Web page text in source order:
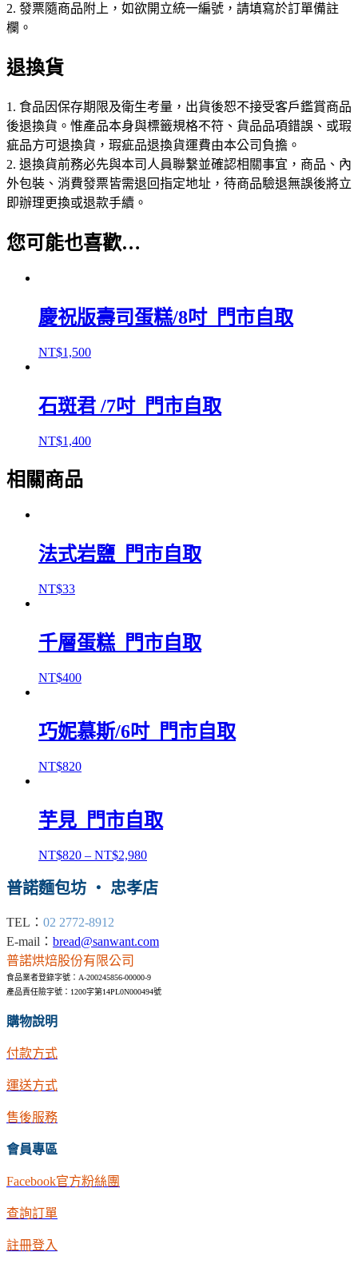
2. 發票隨商品附上，如欲開立統一編號，請填寫於訂單備註
欄。
退換貨
1. 食品因保存期限及衛生考量，出貨後恕不接受客戶鑑賞商品
後退換貨。惟產品本身與標籤規格不符、貨品品項錯誤、或瑕
疵品方可退換貨，瑕疵品退換貨運費由本公司負擔。
2. 退換貨前務必先與本司人員聯繫並確認相關事宜，商品、內
外包裝、消費發票皆需退回指定地址，待商品驗退無誤後將立
即辦理更換或退款手續。
您可能也喜歡…
慶祝版壽司蛋糕/8吋_門市自取
NT$1,500
石斑君 /7吋_門市自取
NT$1,400
相關商品
法式岩鹽_門市自取
NT$33
千層蛋糕_門市自取
NT$400
巧妮慕斯/6吋_門市自取
NT$820
芋見_門市自取
NT$820 – NT$2,980
普諾麵包坊 ‧ 忠孝店
TEL： 02 2772-8912
E-mail： bread@sanwant.com
普諾烘焙股份有限公司
食品業者登錄字號：A-200245856-00000-9
產品責任險字號：1200字第14PL0N000494號
購物說明
付款方式
運送方式
售後服務
會員專區
Facebook官方粉絲團
查詢訂單
註冊登入